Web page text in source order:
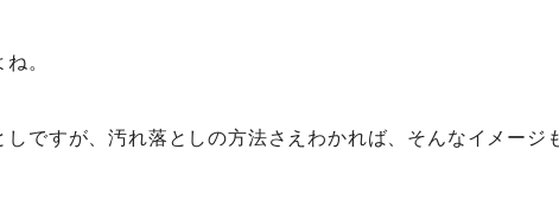
。
ですが、汚れ落としの方法さえわかれば、そんなイメージ